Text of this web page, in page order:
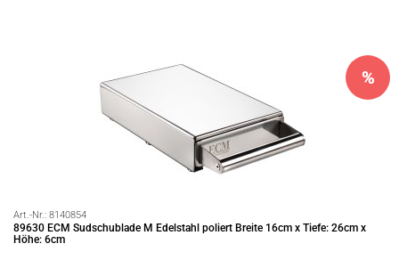
Art.-Nr.: 8140854
89630 ECM Sudschublade M Edelstahl poliert Breite 16cm x Tiefe: 26cm x
Höhe: 6cm
%